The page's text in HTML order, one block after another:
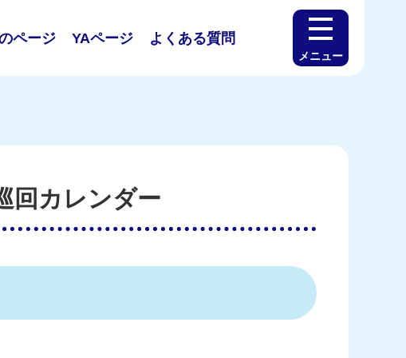
ページ YAページ よくある質問
メニュー
回カレンダー